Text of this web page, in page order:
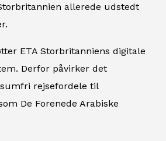
allerede udstedt
ETA Storbritanniens digitale
Derfor påvirker det
rejsefordele til
De Forenede Arabiske